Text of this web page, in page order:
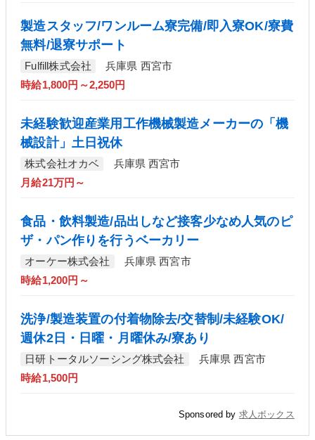
製造スタッフ/ワンルーム寮完備/即入寮OK/寮費
無料/退寮サポート
Fulfill株式会社
兵庫県 西宮市
時給1,800円～2,250円
未経験歓迎産業用工作機械製造メーカーの「機
械設計」土日祝休
株式会社オカベ
兵庫県 西宮市
月給21万円～
食品・飲料製造/品出しなど接客少なめ人気のピ
ザ・パン作りを行うベーカリー
オーケー株式会社
兵庫県 西宮市
時給1,200円～
洗浄/製造装置の付着物除去/交替制/未経験OK/
週休2日・日曜・月曜休み/寮あり
日研トータルソーシング株式会社
兵庫県 西宮市
時給1,500円
Sponsored by 求人ボックス